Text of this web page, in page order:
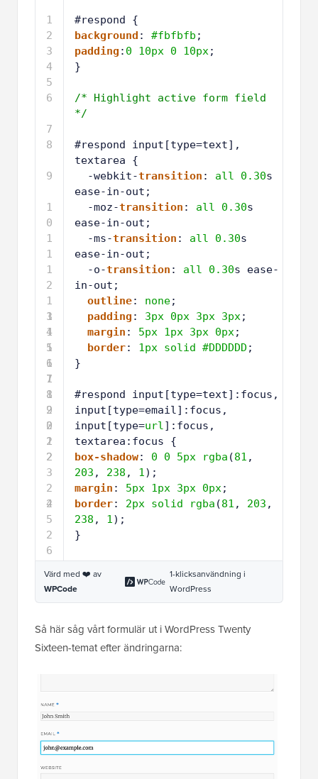
1
2
3
4
5
6
7
8
9
1
0
1
1
1
2
1
3
1
4
1
5
1
6
1
7
1
8
1
9
2
0
2
1
2
2
2
3
2
4
2
5
2
6
#respond {
background : #fbfbfb ;
padding : 0 10px 0 10px;
}
/* Highlight active form field
*/
#respond input[type=text],
textarea {
-webkit-transition : all 0.30s
ease-in-out;
-moz-transition : all 0.30s
ease-in-out;
-ms-transition : all 0.30s
ease-in-out;
-o-transition : all 0.30s ease-
in-out;
outline: none;
padding : 3px 0px 3px 3px;
margin : 5px 1px 3px 0px;
border: 1px solid #DDDDDD ;
}
#respond input[type=text]:focus,
input[type=email]:focus,
input[type=url]:focus,
textarea:focus {
box-shadow: 0 0 5px rgba (81
203 , 238 , 1);
margin : 5px 1px 3px 0px;
border: 2px solid rgba (81 , 203
238 , 1);
}
Värd med ❤️ av
WPCode
1-klicksanvändning i
WordPress
Så här såg vårt formulär ut i WordPress Twenty
Sixteen-temat efter ändringarna: